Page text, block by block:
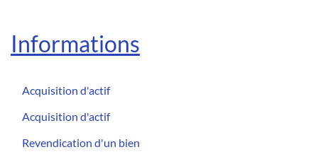
Informations
Acquisition d'actif
Acquisition d'actif
Revendication d'un bien